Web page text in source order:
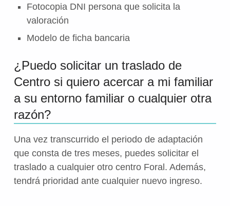
Fotocopia DNI persona que solicita la
valoración
Modelo de ficha bancaria
¿Puedo solicitar un traslado de
Centro si quiero acercar a mi familiar
a su entorno familiar o cualquier otra
razón?
Una vez transcurrido el periodo de adaptación
que consta de tres meses, puedes solicitar el
traslado a cualquier otro centro Foral. Además,
tendrá prioridad ante cualquier nuevo ingreso.